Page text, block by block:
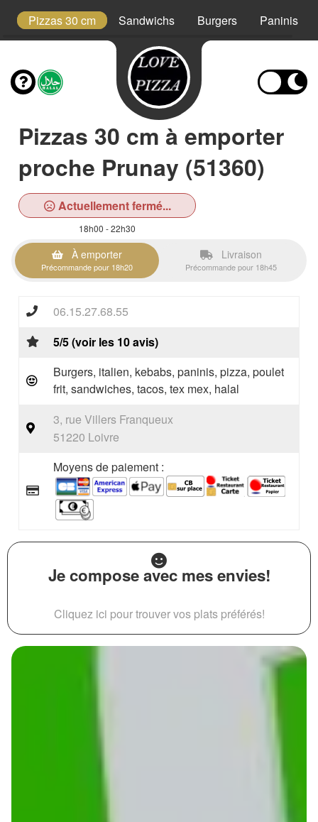
Pizzas 30 cm Sandwichs Burgers Paninis
Pizzas 30 cm à emporter
proche Prunay (51360)
Actuellement fermé...
18h00 - 22h30
À emporter
Précommande pour 18h20
Livraison
Précommande pour 18h45
06.15.27.68.55
5/5 (voir les 10 avis)
Burgers, italien, kebabs, paninis, pizza, poulet
frit, sandwiches, tacos, tex mex, halal
3, rue Villers Franqueux
51220 Loivre
Moyens de paiement :
Je compose avec mes envies!
Cliquez ici pour trouver vos plats préférés!